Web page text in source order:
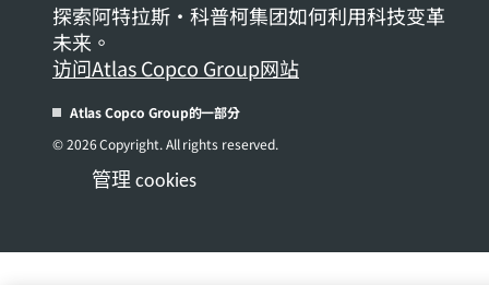
探索阿特拉斯·科普柯集团如何利用科技变革
未来。
访问Atlas Copco Group网站
Atlas Copco Group的一部分
管理 cookies
© 2026 Copyright. All rights reserved.